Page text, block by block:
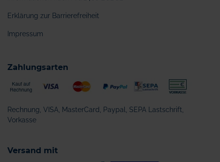
Erklärung zur Barrierefreiheit
Impressum
Zahlungsarten
Rechnung, VISA, MasterCard, Paypal, SEPA Lastschrift,
Vorkasse
Versand mit